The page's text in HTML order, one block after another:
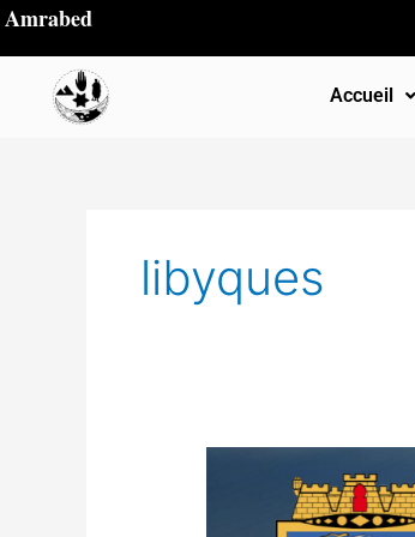
Aller
contenu
Amrabed
Accueil
libyques
l’Antiquité: